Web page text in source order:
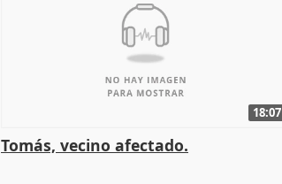
18:07
Tomás, vecino afectado.